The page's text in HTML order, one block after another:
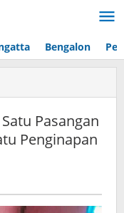
Bengalon
Pasangan
Penginapan